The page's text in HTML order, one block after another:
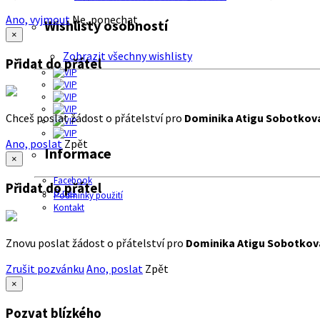
Wishlisty osobností
Zobrazit všechny wishlisty
Informace
Facebook
O nás
Podmínky použití
Kontakt
Ano, vyjmout Ne, ponechat
×
Přidat do přátel
Chceš poslat žádost o přátelství pro Dominika Atigu
Ano, poslat Zpět
×
Přidat do přátel
Znovu poslat žádost o přátelství pro Dominika Atigu
Zrušit pozvánku Ano, poslat Zpět
×
Pozvat blízkého